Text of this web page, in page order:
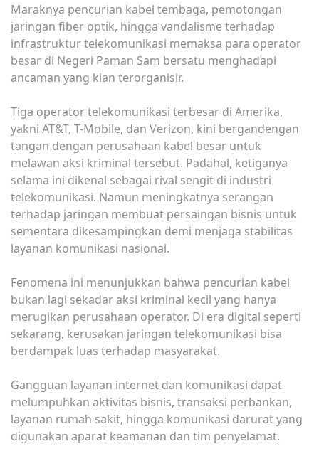
Maraknya pencurian kabel tembaga, pemotongan
jaringan fiber optik, hingga vandalisme terhadap
infrastruktur telekomunikasi memaksa para operator
besar di Negeri Paman Sam bersatu menghadapi
ancaman yang kian terorganisir.
Tiga operator telekomunikasi terbesar di Amerika,
yakni AT&T, T-Mobile, dan Verizon, kini bergandengan
tangan dengan perusahaan kabel besar untuk
melawan aksi kriminal tersebut. Padahal, ketiganya
selama ini dikenal sebagai rival sengit di industri
telekomunikasi. Namun meningkatnya serangan
terhadap jaringan membuat persaingan bisnis untuk
sementara dikesampingkan demi menjaga stabilitas
layanan komunikasi nasional.
Fenomena ini menunjukkan bahwa pencurian kabel
bukan lagi sekadar aksi kriminal kecil yang hanya
merugikan perusahaan operator. Di era digital seperti
sekarang, kerusakan jaringan telekomunikasi bisa
berdampak luas terhadap masyarakat.
Gangguan layanan internet dan komunikasi dapat
melumpuhkan aktivitas bisnis, transaksi perbankan,
layanan rumah sakit, hingga komunikasi darurat yang
digunakan aparat keamanan dan tim penyelamat.